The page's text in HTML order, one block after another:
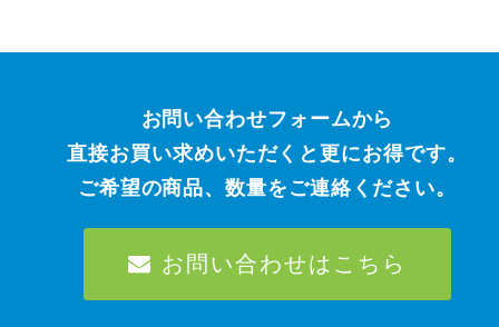
お問い合わせフォームから
直接お買い求めいただくと更にお得です。
ご希望の商品、数量をご連絡ください。
お問い合わせはこちら